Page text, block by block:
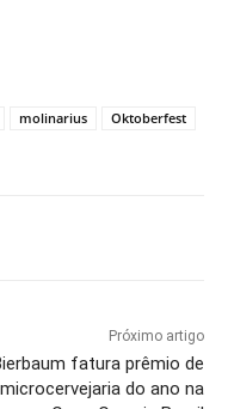
molinarius
Oktoberfest
Próximo artigo
fatura prêmio de
microcervejaria do ano na